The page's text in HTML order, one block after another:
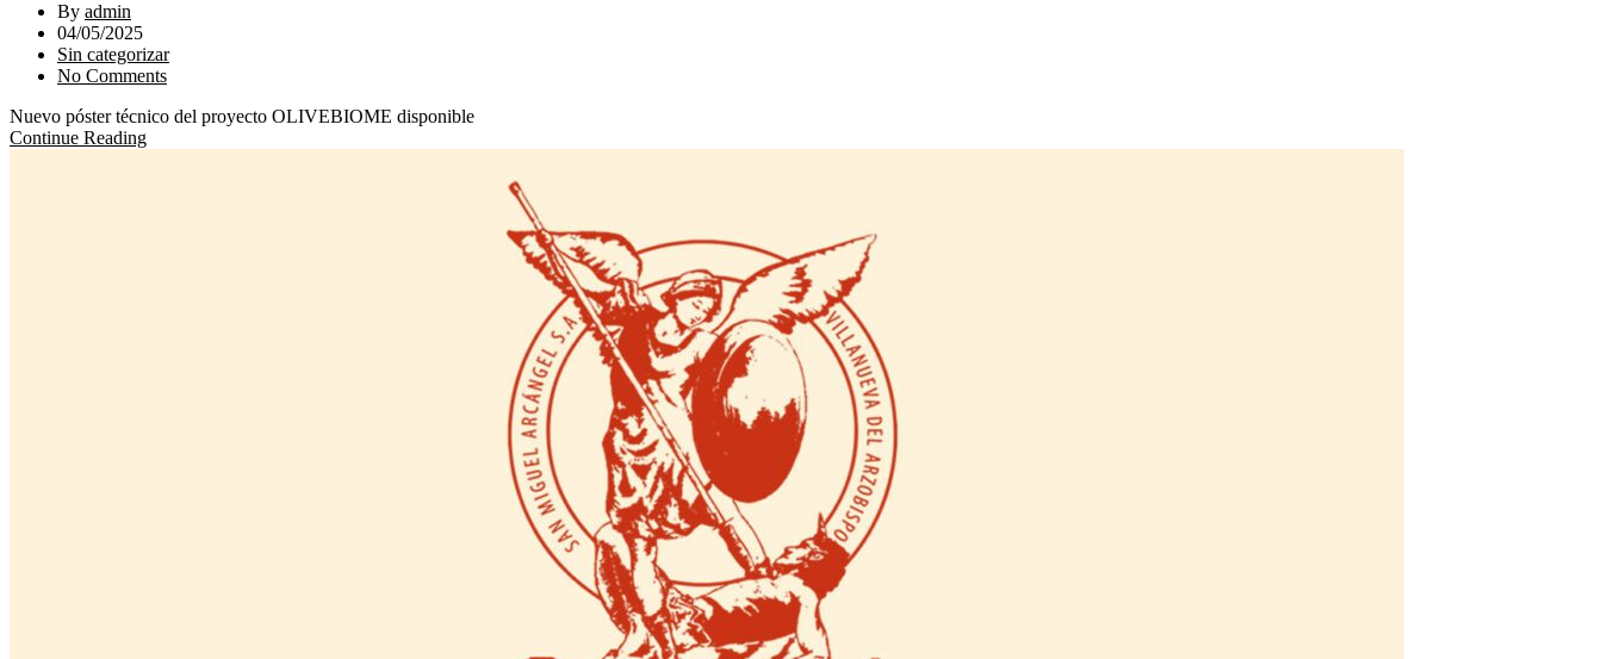
By admin
04/05/2025
Sin categorizar
No Comments
Nuevo póster técnico del proyecto OLIVEBIOME disponible
Continue Reading